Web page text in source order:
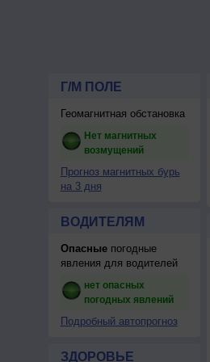
Г/М ПОЛЕ
Геомагнитная обстановка
Нет магнитных
возмущений
Прогноз магнитных бурь
на 3 дня
ВОДИТЕЛЯМ
Опасныепогодные
явления для водителей
нет опасных
погодных явлений
Подробный автопрогноз
ЗДОРОВЬЕ